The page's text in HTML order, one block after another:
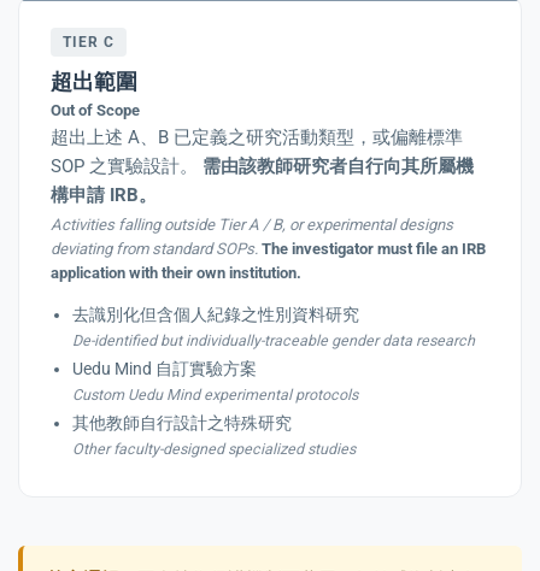
TIER C
超出範圍
Out of Scope
超出上述 A、B 已定義之研究活動類型，或偏離標準
SOP 之實驗設計。 需由該教師研究者自行向其所屬機
構申請 IRB。
Activities falling outside Tier A / B, or experimental designs
deviating from standard SOPs. The investigator must file an IRB
application with their own institution.
去識別化但含個人紀錄之性別資料研究
De-identified but individually-traceable gender data research
Uedu Mind 自訂實驗方案
Custom Uedu Mind experimental protocols
其他教師自行設計之特殊研究
Other faculty-designed specialized studies